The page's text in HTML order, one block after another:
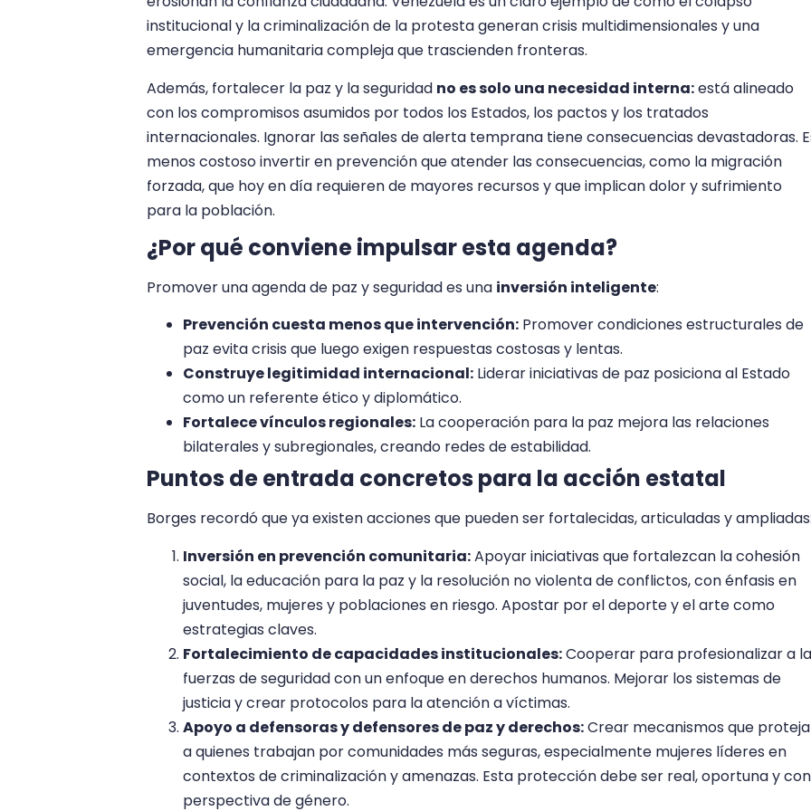
institucional y la criminalización de la protesta generan crisis multidimensionales y una
emergencia humanitaria compleja que trascienden fronteras.
Además, fortalecer la paz y la seguridad no es solo una necesidad interna:está alineado
con los compromisos asumidos por todos los Estados, los pactos y los tratados
internacionales. Ignorar las señales de alerta temprana tiene consecuencias devastadoras.
menos costoso invertir en prevención que atender las consecuencias, como la migración
forzada, que hoy en día requieren de mayores recursos y que implican dolor y sufrimiento
para la población.
¿Por qué conviene impulsar esta agenda?
Promover una agenda de paz y seguridad es una inversión inteligente:
Prevención cuesta menos que intervención: Promover condiciones estructurales de
paz evita crisis que luego exigen respuestas costosas y lentas.
Construye legitimidad internacional: Liderar iniciativas de paz posiciona al Estado
como un referente ético y diplomático.
Fortalece vínculos regionales: La cooperación para la paz mejora las relaciones
bilaterales y subregionales, creando redes de estabilidad.
Puntos de entrada concretos para la acción estatal
Borges recordó que ya existen acciones que pueden ser fortalecidas, articuladas y
Inversión en prevención comunitaria:Apoyar iniciativas que fortalezcan la cohesión
social, la educación para la paz y la resolución no violenta de conflictos, con énfasis en
juventudes, mujeres y poblaciones en riesgo. Apostar por el deporte y el arte como
estrategias claves.
Fortalecimiento de capacidades institucionales:Cooperar para profesionalizar a
fuerzas de seguridad con un enfoque en derechos humanos. Mejorar los sistemas de
justicia y crear protocolos para la atención a víctimas.
Apoyo a defensoras y defensores de paz y derechos:Crear mecanismos que
a quienes trabajan por comunidades más seguras, especialmente mujeres líderes en
contextos de criminalización y amenazas. Esta protección debe ser real, oportuna y con
perspectiva de género.